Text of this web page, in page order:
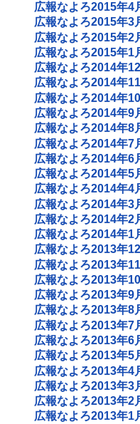
広報なよろ2015年4
広報なよろ2015年3
広報なよろ2015年2
広報なよろ2015年1
広報なよろ2014年
広報なよろ2014年
広報なよろ2014年
広報なよろ2014年9
広報なよろ2014年8
広報なよろ2014年7
広報なよろ2014年6
広報なよろ2014年5
広報なよろ2014年4
広報なよろ2014年3
広報なよろ2014年2
広報なよろ2014年1
広報なよろ2013年
広報なよろ2013年
広報なよろ2013年
広報なよろ2013年9
広報なよろ2013年8
広報なよろ2013年7
広報なよろ2013年6
広報なよろ2013年5
広報なよろ2013年4
広報なよろ2013年3
広報なよろ2013年2
広報なよろ2013年1